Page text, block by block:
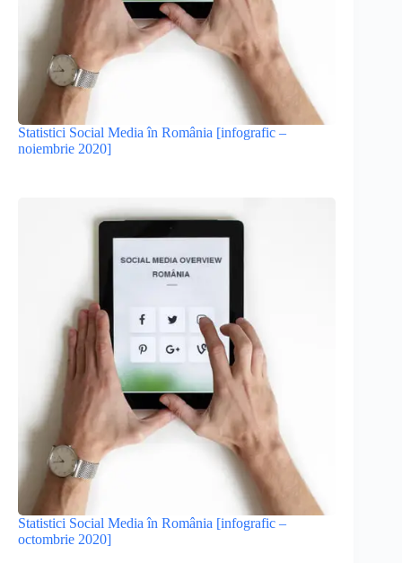
Statistici Social Media în România [infografic –
noiembrie 2020]
Statistici Social Media în România [infografic –
octombrie 2020]